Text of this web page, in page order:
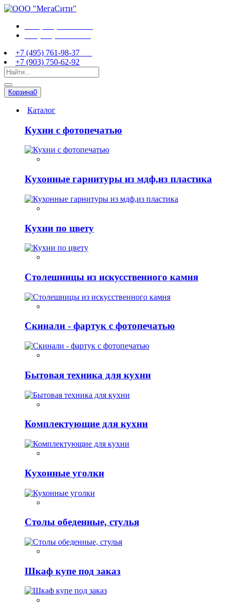
+7 (495) 761-98-37
+7 (903) 750-62-92
Корзина0
Каталог
Кухни с фотопечатью
Кухонные гарнитуры из мдф,из пластика
Кухни по цвету
Столешницы из искусственного камня
Скинали - фартук с фотопечатью
Бытовая техника для кухни
Комплектующие для кухни
Кухонные уголки
Столы обеденные, стулья
Шкаф купе под заказ